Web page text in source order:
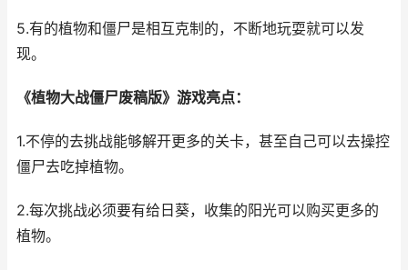
5.有的植物和僵尸是相互克制的，不断地玩耍就可以发
现。
《植物大战僵尸废稿版》游戏亮点：
1.不停的去挑战能够解开更多的关卡，甚至自己可以去操控
僵尸去吃掉植物。
2.每次挑战必须要有给日葵，收集的阳光可以购买更多的
植物。